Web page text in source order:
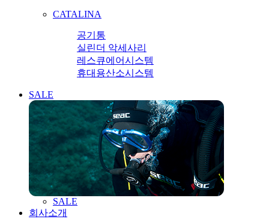
CATALINA
공기통
실린더 악세사리
레스큐에어시스템
휴대용산소시스템
SALE
SALE
회사소개